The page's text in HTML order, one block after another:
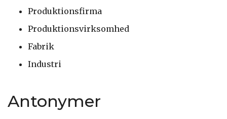
Produktionsfirma
Produktionsvirksomhed
Fabrik
Industri
Antonymer